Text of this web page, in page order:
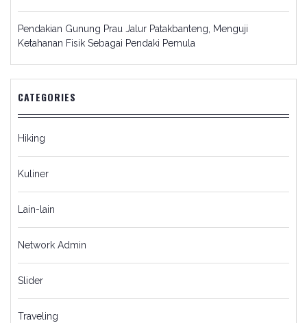
Pendakian Gunung Prau Jalur Patakbanteng, Menguji
Ketahanan Fisik Sebagai Pendaki Pemula
CATEGORIES
Hiking
Kuliner
Lain-lain
Network Admin
Slider
Traveling